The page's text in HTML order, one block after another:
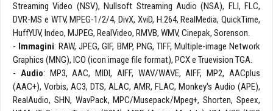
Streaming Video (NSV), Nullsoft Streaming Audio (NSA), FLI, FLC,
DVR-MS e WTV, MPEG-1/2/4, DivX, XviD, H.264, RealMedia, QuickTime,
HuffYUV, Indeo, MJPEG, RealVideo, RMVB, WMV, Cinepak, Sorenson.
- Immagini: RAW, JPEG, GIF, BMP, PNG, TIFF, Multiple-image Network
Graphics (MNG), ICO (icon image file format), PCX e Truevision TGA.
- Audio: MP3, AAC, MIDI, AIFF, WAV/WAVE, AIFF, MP2, AACplus
(AAC+), Vorbis, AC3, DTS, ALAC, AMR, FLAC, Monkey's Audio (APE),
RealAudio, SHN, WavPack, MPC/Musepack/Mpeg+, Shorten, Speex,